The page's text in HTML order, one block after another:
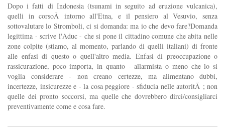
Dopo i fatti di Indonesia (tsunami in seguito ad eruzione vulcanica),
quelli in corsoÂ intorno all'Etna, e il pensiero al Vesuvio, senza
sottovalutare lo Stromboli, ci si domanda: ma io che devo fare?Domanda
legittima - scrive l'Aduc - che si pone il cittadino comune che abita nelle
zone colpite (stiamo, al momento, parlando di quelli italiani) di fronte
alle enfasi di questo o quell'altro media. Enfasi di preoccupazione o
rassicurazione, poco importa, in quanto - allarmista o meno che lo si
voglia considerare - non creano certezze, ma alimentano dubbi,
incertezze, insicurezze e - la cosa peggiore - sfiducia nelle autoritÃ ; non
quelle dei pronto soccorsi, ma quelle che dovrebbero dirci/consigliarci
preventivamente come e cosa fare.